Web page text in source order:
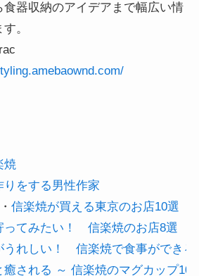
器収納のアイデアまで幅広い情
。
焼
をする男性作家
・ 信楽焼が買える東京のお店10選
てみたい！　信楽焼のお店8選
れしい！　信楽焼で食事ができる
癒される ～ 信楽焼のマグカップ10